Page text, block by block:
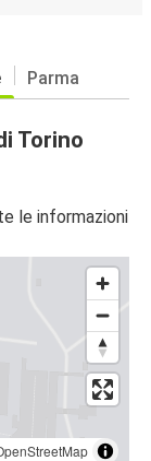
Parma
Torino
le informazioni